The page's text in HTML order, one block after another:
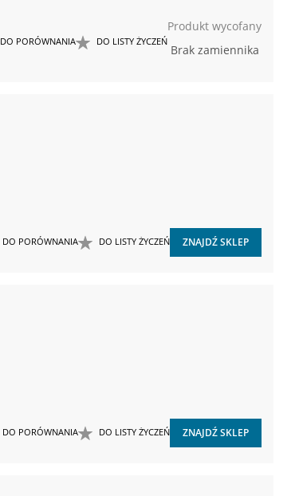
DO LISTY ŻYCZEŃ
DO PORÓWNANIA
Produkt wycofany
Brak zamiennika
DO LISTY ŻYCZEŃ
DO PORÓWNANIA ZNAJDŹ SKLEP
DO LISTY ŻYCZEŃ
DO PORÓWNANIA ZNAJDŹ SKLEP